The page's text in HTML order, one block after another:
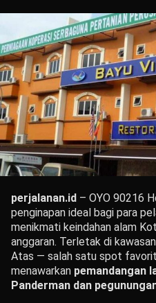
perjalanan.id – OYO 90216
penginapan ideal bagi para
menikmati keindahan alam
anggaran. Terletak di
Atas — salah satu spot
menawarkan pemandangan
Panderman dan